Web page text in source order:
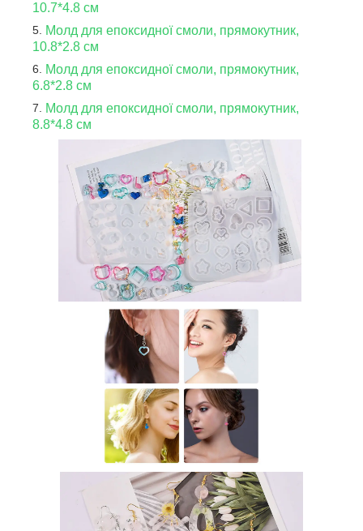
10.7*4.8 см
Молд для епоксидної смоли, прямокутник,
10.8*2.8 см
Молд для епоксидної смоли, прямокутник,
6.8*2.8 см
Молд для епоксидної смоли, прямокутник,
8.8*4.8 см